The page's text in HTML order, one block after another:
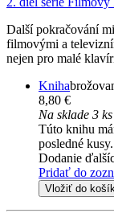
Další pokračování
filmovými a
nejen pro malé
Kniha
8,80 €
Na sklade 3 ks
Túto knihu
posledné
Dodanie
Pridať do
Vložiť do